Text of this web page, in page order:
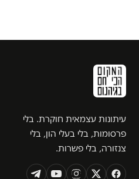
עיתונות עצמאית חוקרת. בלי
פרסומות, בלי בעלי הון, בלי
צנזורה, בלי פשרות.